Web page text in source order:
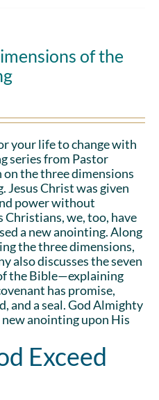
of the
your life to change with
series from Pastor
on the three dimensions
Jesus Christ was given
power without
Christians, we, too, have
a new anointing. Along
the three dimensions,
also discusses the seven
the Bible—explaining
has promise,
and a seal. God Almighty
new anointing upon His
Exceed